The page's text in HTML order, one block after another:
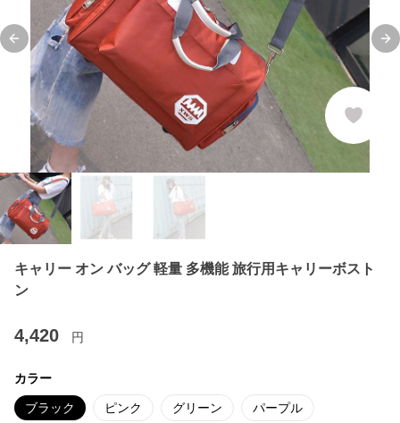
Previous slide
キャリー オン バッグ 軽量 多機能 旅行用キャリーボスト
ン
4,420 円
カラー
ブラック ピンク グリーン パープル